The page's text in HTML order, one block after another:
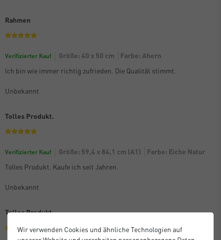
Rahmen
Verifizierter Kauf Größe: 40 x 50 cm
Farbe: Ahorn
Ich bin wie immer richtig zufrieden. Die Qualität stimmt.
Unbekannt
Tolles Produkt.
Verifizierter Kauf Größe: 59,4 x 84,1 cm (A1)
Farbe: Eiche Natur
Tolles Produkt. Kaufe ich seit Jahren.
Unbekannt
Tolles Produkt.
Wir verwenden Cookies und ähnliche Technologien auf